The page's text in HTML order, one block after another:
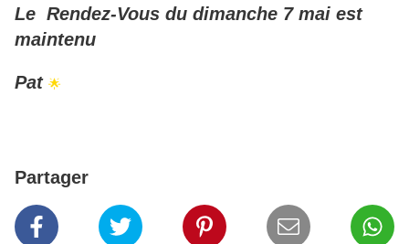
Le Rendez-Vous du dimanche 7 mai est
maintenu
Pat 🌟
Partager